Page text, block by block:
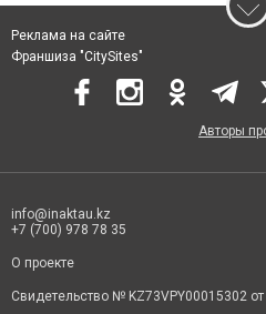
Реклама на сайте
Франшиза "CitySites"
Авторы
info@inaktau.kz
+7 (700) 978 78 35
О проекте
Свидетельство № KZ73VPY00015302